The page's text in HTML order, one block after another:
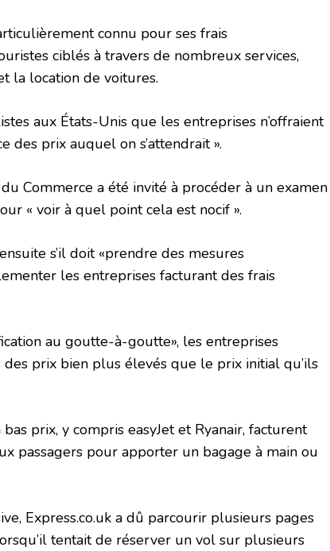
connu pour ses frais
ciblés à travers de nombreux services,
la location de voitures.
aux États-Unis que les entreprises n’offraient
des prix auquel on s’attendrait ».
Commerce a été invité à procéder à un examen
« voir à quel point cela est nocif ».
s’il doit «prendre des mesures
les entreprises facturant des frais
au goutte-à-goutte», les entreprises
prix bien plus élevés que le prix initial qu’ils
prix, y compris easyJet et Ryanair, facturent
passagers pour apporter un bagage à main ou
Express.co.uk a dû parcourir plusieurs pages
tentait de réserver un vol sur plusieurs